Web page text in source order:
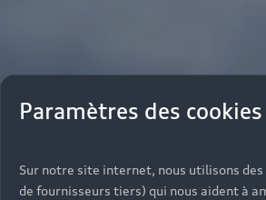
Paramètres des cookies
Sur notre site internet, nous utilisons des
de fournisseurs tiers) qui nous aident à